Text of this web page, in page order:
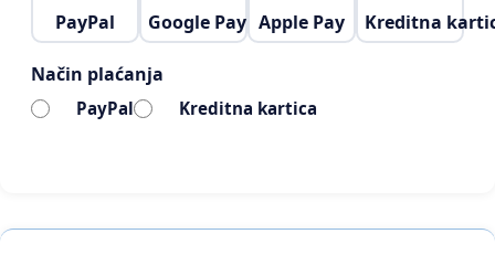
PayPal Google Pay Apple Pay Kreditna
Način plaćanja
PayPal Kreditna kartica